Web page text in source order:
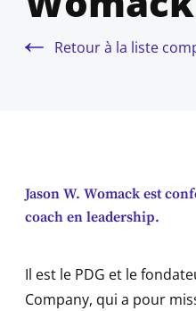
Retour à la liste
Jason W. Womack est
coach en leadership.
Il est le PDG et le
Company, qui a pour